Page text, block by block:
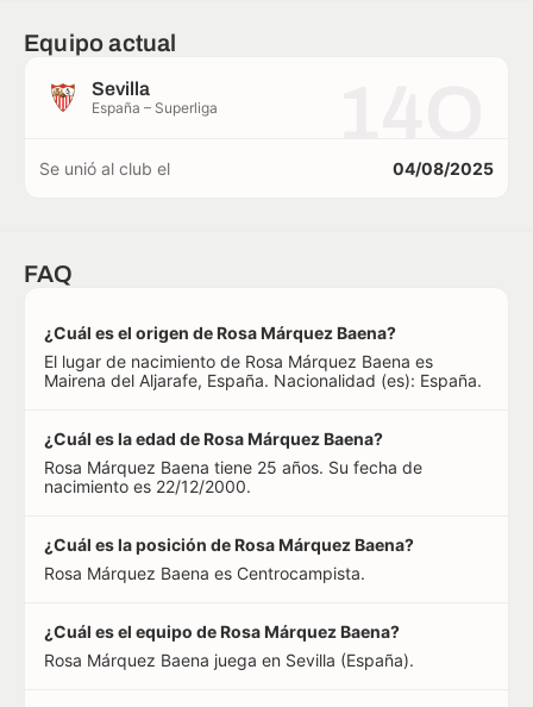
Equipo actual
Sevilla
España – Superliga
Se unió al club el 04/08/2025
FAQ
¿Cuál es el origen de Rosa Márquez Baena?
El lugar de nacimiento de Rosa Márquez Baena es
Mairena del Aljarafe, España. Nacionalidad (es): España.
¿Cuál es la edad de Rosa Márquez Baena?
Rosa Márquez Baena tiene 25 años. Su fecha de
nacimiento es 22/12/2000.
¿Cuál es la posición de Rosa Márquez Baena?
Rosa Márquez Baena es Centrocampista.
¿Cuál es el equipo de Rosa Márquez Baena?
Rosa Márquez Baena juega en Sevilla (España).